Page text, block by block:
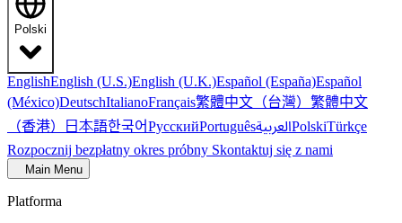
Polski
EnglishEnglish (U.S.)English (U.K.)Español (España)Español
(México)DeutschItalianoFrançais繁體中文（台灣） 繁體中文
（香港） 日本語한국어РусскийPortuguêsالعربيةPolskiTürkçe
Rozpocznij bezpłatny okres próbny Skontaktuj się z nami
Main Menu
Platforma